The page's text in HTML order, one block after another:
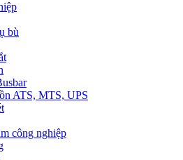
bù
ATS, MTS, UPS
công nghiệp